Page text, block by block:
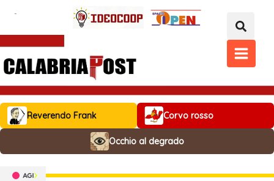
contenuto
MAIN
MENU
Reverendo Frank Corvo rosso
Occhio al degrado